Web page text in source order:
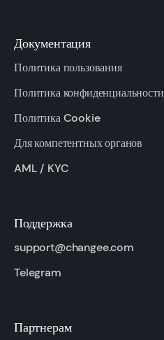
Документация
Политика пользования
Политика конфиденциальности
Политика Cookie
Для компетентных органов
AML / KYC
Поддержка
support@changee.com
Telegram
Партнерам